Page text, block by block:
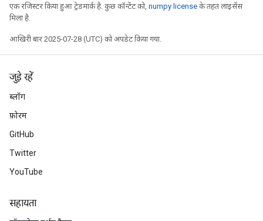
एक रजिस्टर किया हुआ ट्रेडमार्क है. कुछ कॉन्टेंट को, numpy license के तहत लाइसेंस
मिला है.
आखिरी बार 2025-07-28 (UTC) को अपडेट किया गया.
जुड़े रहें
ब्लॉग
फ़ोरम
GitHub
Twitter
YouTube
सहायता